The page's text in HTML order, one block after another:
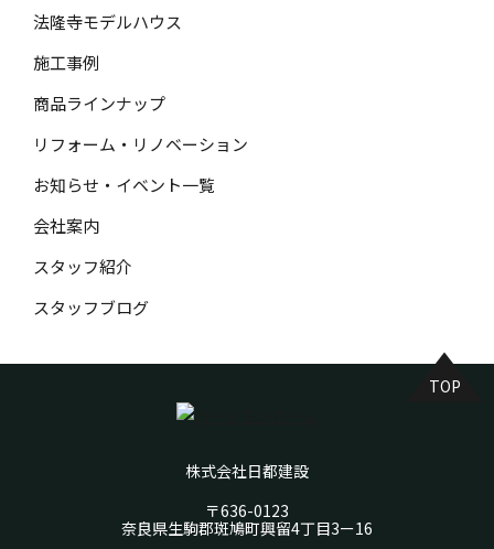
法隆寺モデルハウス
施工事例
商品ラインナップ
リフォーム・リノベーション
お知らせ・イベント一覧
会社案内
スタッフ紹介
スタッフブログ
TOP
株式会社日都建設
〒636-0123
奈良県生駒郡斑鳩町興留4丁目3ー16